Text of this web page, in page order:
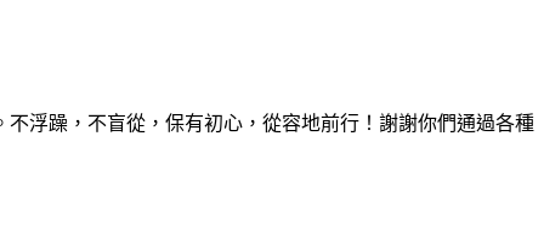
浮躁，不盲從，保有初心，從容地前行！謝謝你們通過各種